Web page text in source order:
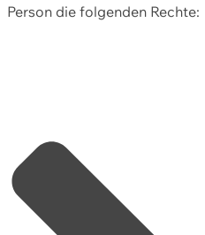
Person die folgenden Rechte: